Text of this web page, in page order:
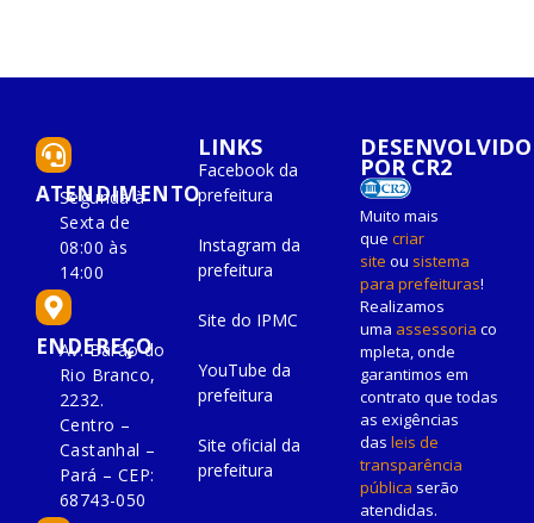
ATENDIMENTO
Segunda à
Sexta de
08:00 às
14:00
ENDEREÇO
Av. Barão do
Rio Branco,
2232.
Centro –
Castanhal –
Pará – CEP:
68743-050
LINKS
Facebook da
prefeitura
Instagram da
prefeitura
Site do IPMC
YouTube da
prefeitura
Site oficial da
prefeitura
DESENVOLVIDO
POR CR2
Muito mais
que criar
site ou sistema
para prefeituras!
Realizamos
uma assessoria co
mpleta, onde
garantimos em
contrato que todas
as exigências
das leis de
transparência
pública serão
atendidas.